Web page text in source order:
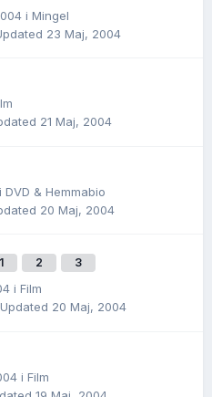
i Mingel
23 Maj, 2004
21 Maj, 2004
i DVD & Hemmabio
20 Maj, 2004
1 2 3
i Film
Updated 20 Maj, 2004
i Film